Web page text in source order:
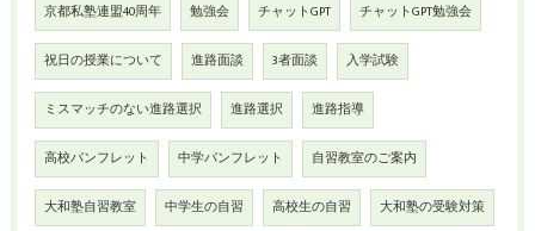
京都私塾連盟40周年 勉強会 チャットGPT チャットGPT勉強会
祝日の授業について 進路面談 3者面談 入学試験
ミスマッチのない進路選択 進路選択 進路指導
高校パンフレット 中学パンフレット 自習教室のご案内
大和塾自習教室 中学生の自習 高校生の自習 大和塾の受験対策